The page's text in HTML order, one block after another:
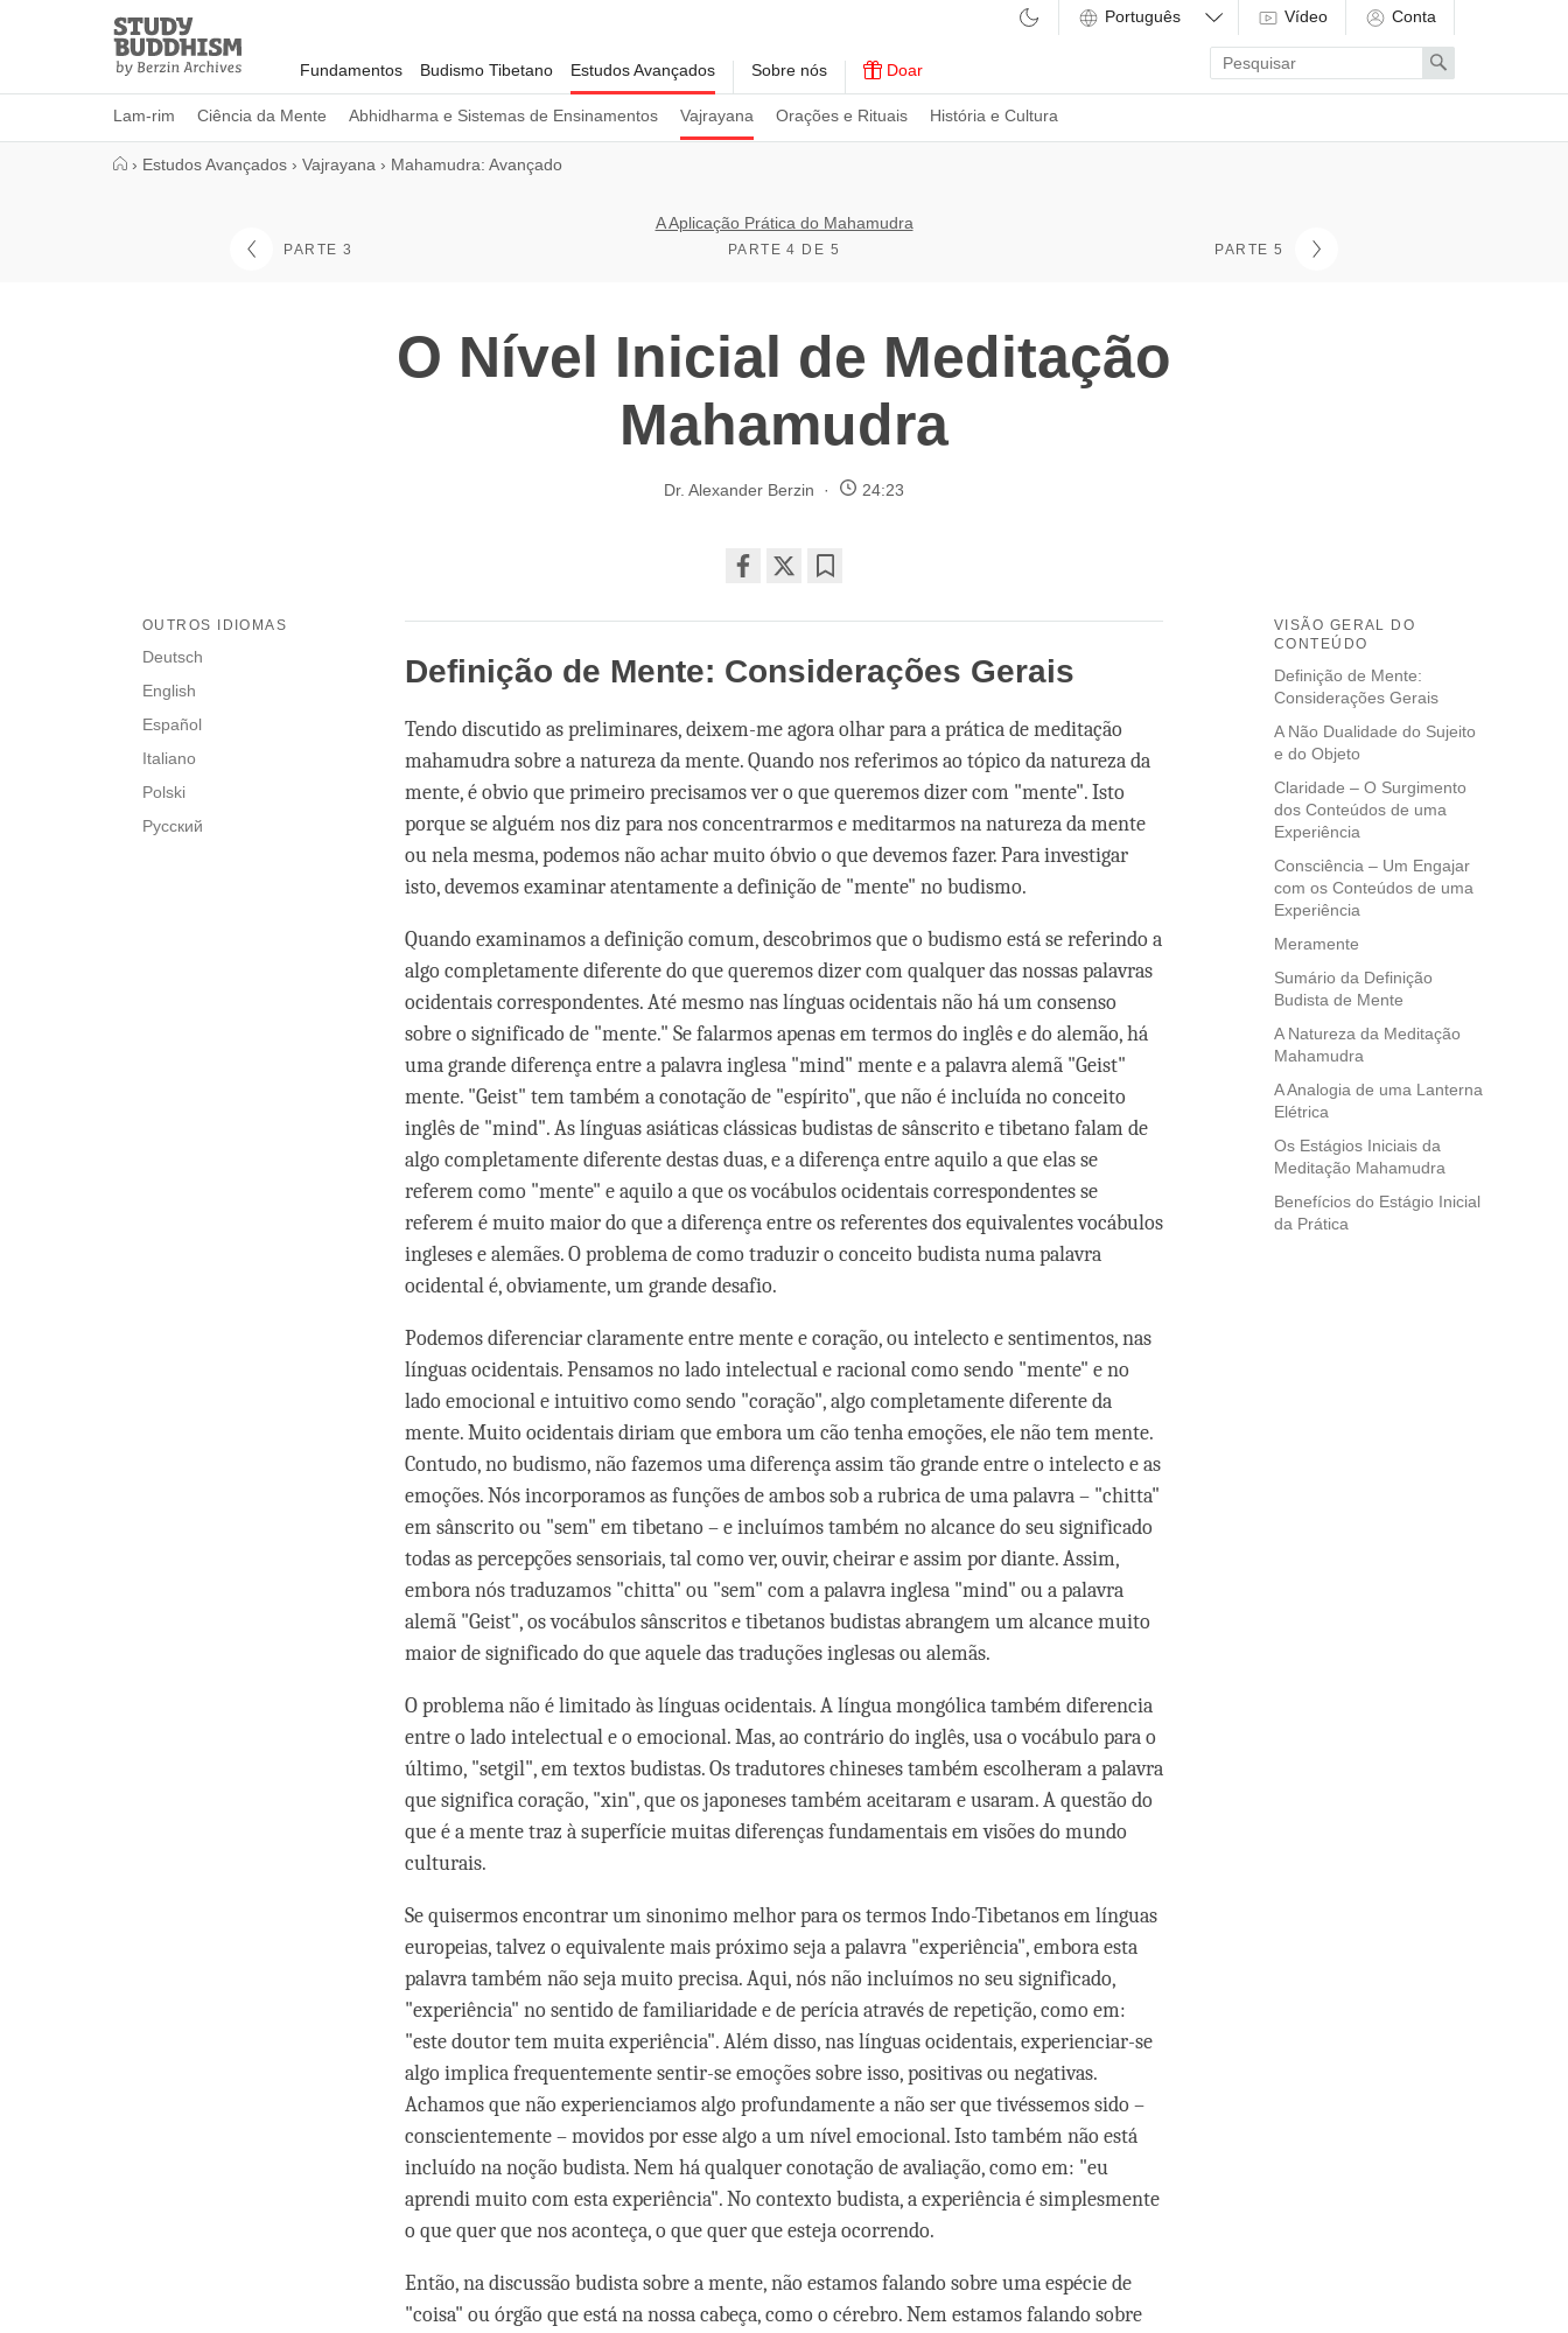
Study
Buddhism
Home
Fundamentos Budismo Tibetano Estudos Avançados
Lam-rim Ciência da Mente Abhidharma e Sistemas de Ensinamentos Vajrayana Orações e Rituais História e Cultura
Sobre nós Doar
Vídeo Conta
Enter
search
term
Search
› Estudos Avançados › Vajrayana › Mahamudra: Avançado
PARTE 3
A Aplicação Prática do Mahamudra
PARTE 4 DE 5 PARTE 5
O Nível Inicial de Meditação
Mahamudra
Dr. Alexander Berzin 24:23
on
facebook
VISÃO GERAL DO
CONTEÚDO
Definição de Mente:
Considerações Gerais
A Não Dualidade do Sujeito
e do Objeto
Claridade – O Surgimento
dos Conteúdos de uma
Experiência
Consciência – Um Engajar
com os Conteúdos de uma
Experiência
Meramente
Sumário da Definição
Budista de Mente
A Natureza da Meditação
Mahamudra
A Analogia de uma Lanterna
Elétrica
Os Estágios Iniciais da
Meditação Mahamudra
Benefícios do Estágio Inicial
da Prática
OUTROS IDIOMAS
Deutsch
English
Español
Italiano
Polski
Русский
Definição de Mente: Considerações Gerais
Tendo discutido as preliminares, deixem-me agora olhar para a prática de meditação
mahamudra sobre a natureza da mente. Quando nos referimos ao tópico da natureza da
mente, é obvio que primeiro precisamos ver o que queremos dizer com "mente". Isto
porque se alguém nos diz para nos concentrarmos e meditarmos na natureza da mente
ou nela mesma, podemos não achar muito óbvio o que devemos fazer. Para investigar
isto, devemos examinar atentamente a definição de "mente" no budismo.
Quando examinamos a definição comum, descobrimos que o budismo está se referindo a
algo completamente diferente do que queremos dizer com qualquer das nossas palavras
ocidentais correspondentes. Até mesmo nas línguas ocidentais não há um consenso
sobre o significado de "mente." Se falarmos apenas em termos do inglês e do alemão, há
uma grande diferença entre a palavra inglesa "mind" mente e a palavra alemã "Geist"
mente. "Geist" tem também a conotação de "espírito", que não é incluída no conceito
inglês de "mind". As línguas asiáticas clássicas budistas de sânscrito e tibetano falam de
algo completamente diferente destas duas, e a diferença entre aquilo a que elas se
referem como "mente" e aquilo a que os vocábulos ocidentais correspondentes se
referem é muito maior do que a diferença entre os referentes dos equivalentes vocábulos
ingleses e alemães. O problema de como traduzir o conceito budista numa palavra
ocidental é, obviamente, um grande desafio.
Podemos diferenciar claramente entre mente e coração, ou intelecto e sentimentos, nas
línguas ocidentais. Pensamos no lado intelectual e racional como sendo "mente" e no
lado emocional e intuitivo como sendo "coração", algo completamente diferente da
mente. Muito ocidentais diriam que embora um cão tenha emoções, ele não tem mente.
Contudo, no budismo, não fazemos uma diferença assim tão grande entre o intelecto e as
emoções. Nós incorporamos as funções de ambos sob a rubrica de uma palavra – "chitta"
em sânscrito ou "sem" em tibetano – e incluímos também no alcance do seu significado
todas as percepções sensoriais, tal como ver, ouvir, cheirar e assim por diante. Assim,
embora nós traduzamos "chitta" ou "sem" com a palavra inglesa "mind" ou a palavra
alemã "Geist", os vocábulos sânscritos e tibetanos budistas abrangem um alcance muito
maior de significado do que aquele das traduções inglesas ou alemãs.
O problema não é limitado às línguas ocidentais. A língua mongólica também diferencia
entre o lado intelectual e o emocional. Mas, ao contrário do inglês, usa o vocábulo para o
último, "setgil", em textos budistas. Os tradutores chineses também escolheram a palavra
que significa coração, "xin", que os japoneses também aceitaram e usaram. A questão do
que é a mente traz à superfície muitas diferenças fundamentais em visões do mundo
culturais.
Se quisermos encontrar um sinonimo melhor para os termos Indo-Tibetanos em línguas
europeias, talvez o equivalente mais próximo seja a palavra "experiência", embora esta
palavra também não seja muito precisa. Aqui, nós não incluímos no seu significado,
"experiência" no sentido de familiaridade e de perícia através de repetição, como em:
"este doutor tem muita experiência". Além disso, nas línguas ocidentais, experienciar-se
algo implica frequentemente sentir-se emoções sobre isso, positivas ou negativas.
Achamos que não experienciamos algo profundamente a não ser que tivéssemos sido –
conscientemente – movidos por esse algo a um nível emocional. Isto também não está
incluído na noção budista. Nem há qualquer conotação de avaliação, como em: "eu
aprendi muito com esta experiência". No contexto budista, a experiência é simplesmente
o que quer que nos aconteça, o que quer que esteja ocorrendo.
Então, na discussão budista sobre a mente, não estamos falando sobre uma espécie de
"coisa" ou órgão que está na nossa cabeça, como o cérebro. Nem estamos falando sobre